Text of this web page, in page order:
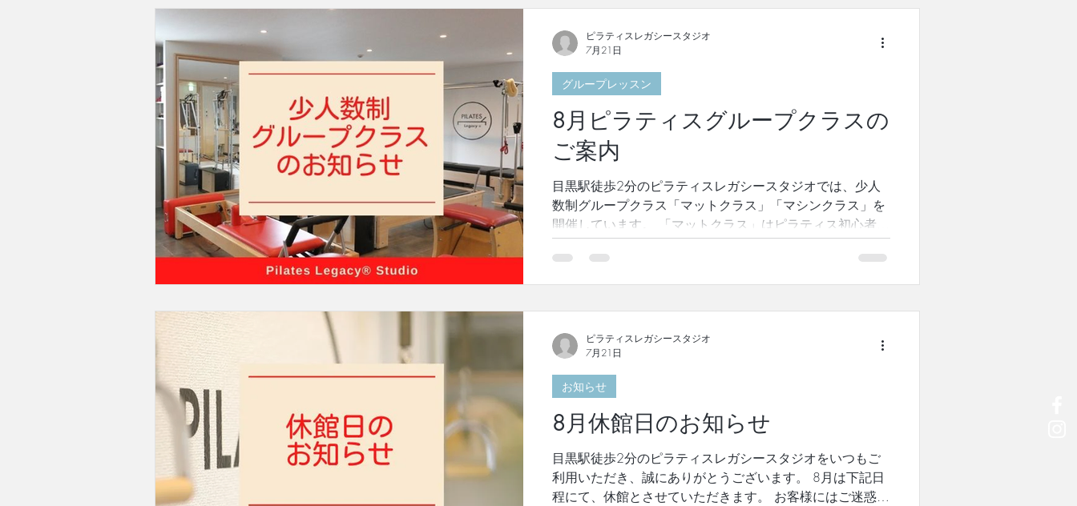
の実践哲学。 購入はこちら 本書は、創始者ジョセフ・ピ
ラティスが遺した思想や哲学、そして本来のピラティスメ
ソッドを、初めて学ぶ方にも、すでに実践されている方に
も分かりやすくまとめた一冊です。 近年、日本ではピラテ
ィスが大きな注目を集めています。しかし、その本質や歴
史、創始者の考え方まで体系的に学べる書籍は決して多く
ありません。 本書では、ジョセフ・ピラティスの生涯とメ
ソッド誕生の背景、「ボディ・マインド・スピリットの統
合」という理念、そして自宅でも取り組める基礎エクササ
イズまで、豊富な写真とイラストを交えながら紹介してい
ます。 発売前には、Amazon新着ランキング「エクササイ
ズ部門」第1位を獲得いたしました。 ご予約・応援してく
ださった皆様に、心より感謝申し上げます。...
8月ピラティスグループクラスの
ご案内
目黒駅徒歩2分のピラティスレガシースタジオでは、少人
数制グループクラス「マットクラス」「マシンクラス」を
開催しています。 「マットクラス」はピラティス初心者の
方はもちろん、いつもマシンのパーソナルレッスンをされ
ている方の併用もオススメです✨✨ 「マシンクラス」は経
験者となりますが、まだマシンの経験回数が少ない方も大
16日 日曜 15:50～16:40 (菊田) 【基礎～上級】 内容：ピ
ラティスが初めての方、マットピラティスを受けてみたい
方など、 体験での参加も大歓迎！ふだんマシンのみの方の
併用もオススメです！ 定員4名。スタジオでの受講のみと
なります。 →ご予約はこちら 「グループマシンクラス基
礎～中級」 開催日：8月8日 土曜 15:50～16:40 (大前)
【リフォーマー】 8月22日 土曜 15:50～16:40
(奥村) 【チェア】 内容：ピラティスの基礎～中級の方向け
の少人数グ
グループレッスン
ピラティスレガシースタジオ
7月21日
8月休館日のお知らせ
目黒駅徒歩2分のピラティスレガシースタジオをいつもご
利用いただき、誠にありがとうございます。 8月は下記日
程にて、休館とさせていただきます。 お客様にはご迷惑を
お知らせ
ピラティスレガシースタジオ
7月21日